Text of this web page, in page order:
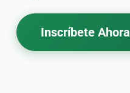
Inscríbete Ahora